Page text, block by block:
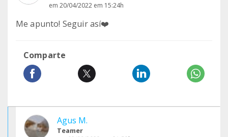
em 20/04/2022 em 15:24h
Me apunto! Seguir así❤️
Comparte
Agus M.
Teamer